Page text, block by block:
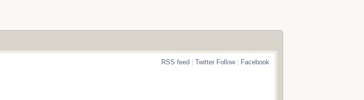
RSS feed Twitter Follow| Facebook